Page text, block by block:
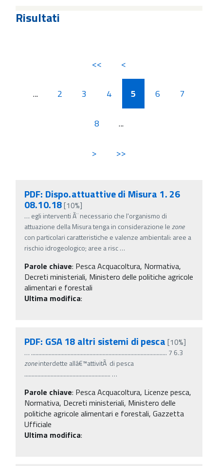
Risultati
<< <
... 2 3 4 5 6 7
8 ...
> >>
PDF: Dispo.attuattive di Misura 1. 26
08.10.18[10%]
… egli interventi Ã¨ necessario che l'organismo di
attuazione della Misura tenga in considerazione lezone
con particolari caratteristiche e valenze ambientali: aree a
rischio idrogeologico; aree a risc…
Parole chiave: Pesca Acquacoltura, Normativa,
Decreti ministeriali, Ministero delle politiche agricole
alimentari e forestali
Ultima modifica:
PDF: GSA 18 altri sistemi di pesca [10%]
… ............................................................................................. 7 6.3
zoneinterdette allâ€™attivitÃ di pesca
........................................................... …
Parole chiave: Pesca Acquacoltura, Licenze pesca,
Normativa, Decreti ministeriali, Ministero delle
politiche agricole alimentari e forestali, Gazzetta
Ufficiale
Ultima modifica: